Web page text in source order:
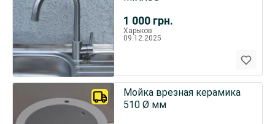
1 000 грн.
Харьков
09.12.2025
Мойка врезная керамика
510 Ø мм